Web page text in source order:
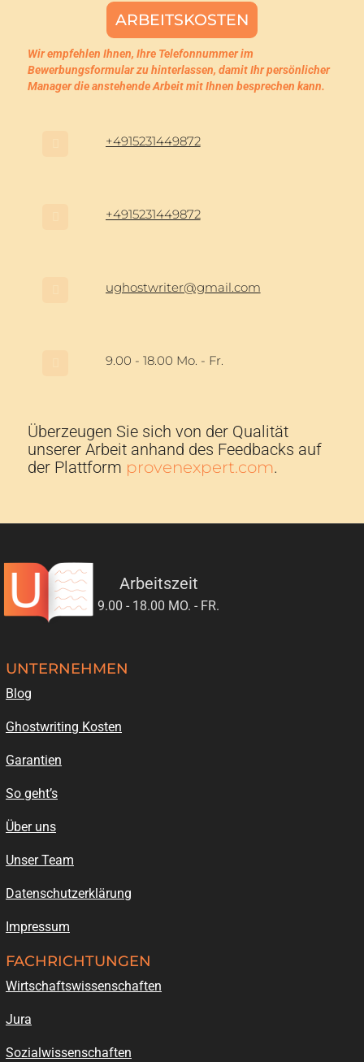
Wir empfehlen Ihnen, Ihre Telefonnummer im
Bewerbungsformular zu hinterlassen, damit Ihr persönlicher
Manager die anstehende Arbeit mit Ihnen besprechen kann.
+4915231449872
+4915231449872
ughostwriter@gmail.com
9.00 - 18.00 Mo. - Fr.
Überzeugen Sie sich von der Qualität
unserer Arbeit anhand des Feedbacks auf
der Plattform provenexpert.com.
Arbeitszeit
9.00 - 18.00 MO. - FR.
UNTERNEHMEN
Blog
Ghostwriting Kosten
Garantien
So geht’s
Über uns
Unser Team
Datenschutzerklärung
Impressum
FACHRICHTUNGEN
Wirtschaftswissenschaften
Jura
Sozialwissenschaften